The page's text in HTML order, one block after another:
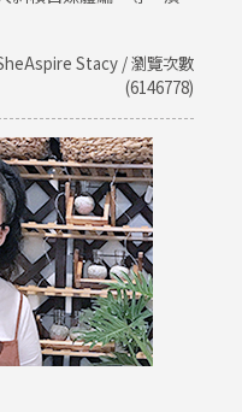
Stacy / 瀏覽次數
(6146778)